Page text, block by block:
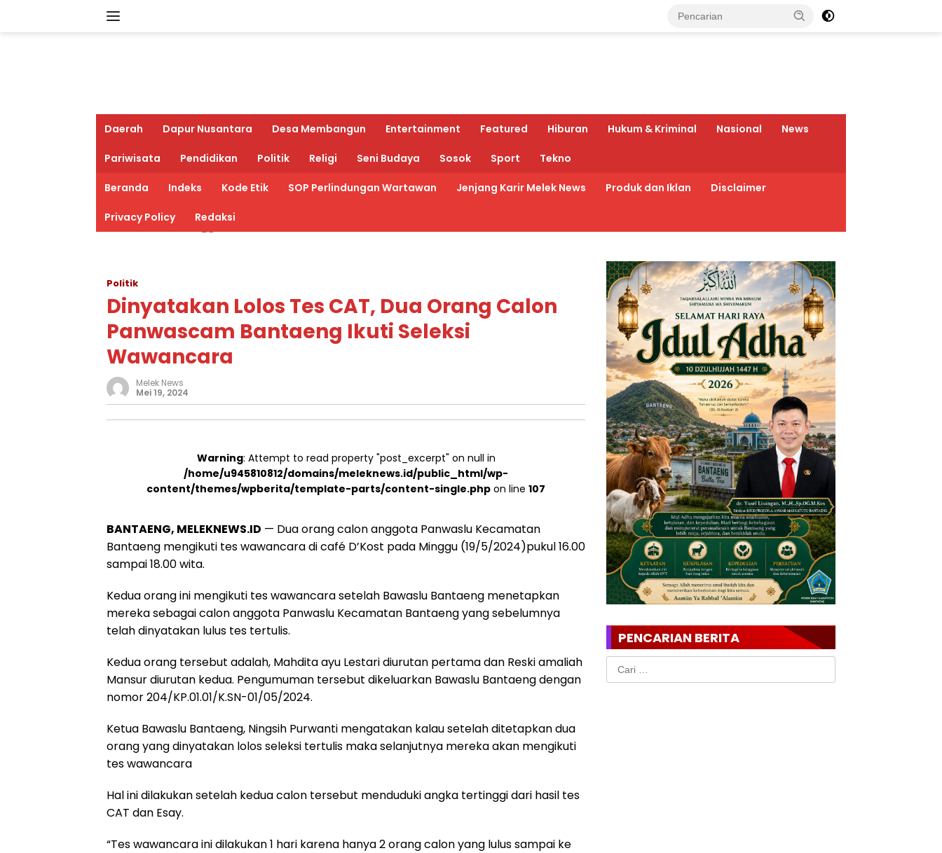
Daerah Dapur Nusantara Desa Membangun Entertainment Featured Hiburan Hukum & Kriminal Nasional News
Pariwisata Pendidikan Politik Religi Seni Budaya Sosok Sport Tekno
Beranda Indeks Kode Etik SOP Perlindungan Wartawan Jenjang Karir Melek News Produk dan Iklan Disclaimer
Privacy Policy Redaksi
Politik
Dinyatakan Lolos Tes CAT, Dua Orang Calon
Panwascam Bantaeng Ikuti Seleksi
Wawancara
Melek News
Mei 19, 2024
Warning: Attempt to read property "post_excerpt" on null in
/home/u945810812/domains/meleknews.id/public_html/wp-
content/themes/wpberita/template-parts/content-single.php on line107
BANTAENG, MELEKNEWS.ID — Dua orang calon anggota Panwaslu Kecamatan
Bantaeng mengikuti tes wawancara di café D’Kost pada Minggu (19/5/2024)pukul 16.00
sampai 18.00 wita.
Kedua orang ini mengikuti tes wawancara setelah Bawaslu Bantaeng menetapkan
mereka sebagai calon anggota Panwaslu Kecamatan Bantaeng yang sebelumnya
telah dinyatakan lulus tes tertulis.
Kedua orang tersebut adalah, Mahdita ayu Lestari diurutan pertama dan Reski amaliah
Mansur diurutan kedua. Pengumuman tersebut dikeluarkan Bawaslu Bantaeng dengan
nomor 204/KP.01.01/K.SN-01/05/2024.
Ketua Bawaslu Bantaeng, Ningsih Purwanti mengatakan kalau setelah ditetapkan dua
orang yang dinyatakan lolos seleksi tertulis maka selanjutnya mereka akan mengikuti
tes wawancara
Hal ini dilakukan setelah kedua calon tersebut menduduki angka tertinggi dari hasil tes
CAT dan Esay.
“Tes wawancara ini dilakukan 1 hari karena hanya 2 orang calon yang lulus sampai ke
PENCARIAN BERITA
Cari
untuk: